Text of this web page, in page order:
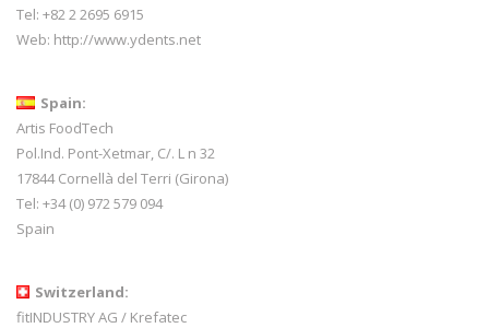
Tel: +82 2 2695 6915
Web: http://www.ydents.net
Spain:
Artis FoodTech
Pol.Ind. Pont-Xetmar, C/. L n 32
17844 Cornellà del Terri (Girona)
Tel: +34 (0) 972 579 094
Spain
Switzerland:
fitINDUSTRY AG / Krefatec